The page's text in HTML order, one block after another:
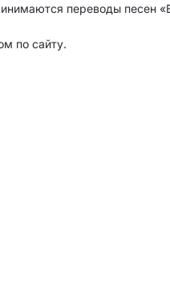
переводы песен
по сайту.